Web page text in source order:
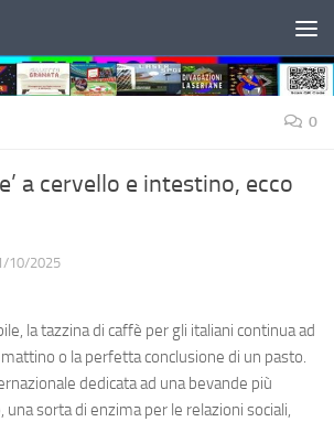
0
a cervello e intestino, ecco
10/2025
la tazzina di caffè per gli italiani continua ad
o la perfetta conclusione di un pasto.
dedicata ad una bevande più
sorta di enzima per le relazioni sociali,